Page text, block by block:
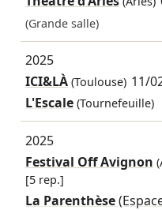
(Grande salle)
2025
ICI&LÀ(Toulouse) 11/
L'Escale (Tournefeuille)
2025
Festival Off Avignon
[5 rep.]
La Parenthèse